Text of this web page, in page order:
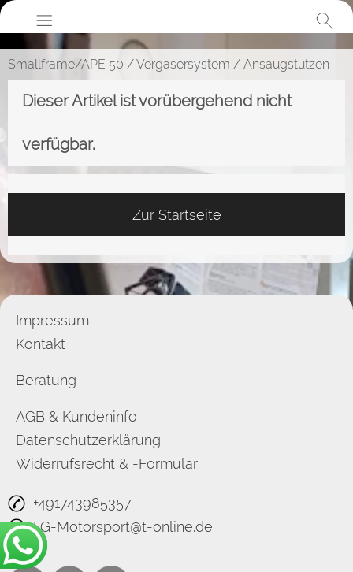
Smallframe/APE 50 /Vergasersystem / Ansaugstutzen
Dieser Artikel ist vorübergehend nicht
verfügbar.
Zur Startseite
Impressum
Kontakt
Beratung
AGB & Kundeninfo
Datenschutzerklärung
Widerrufsrecht & -Formular
+491743985357
LG-Motorsport@t-online.de